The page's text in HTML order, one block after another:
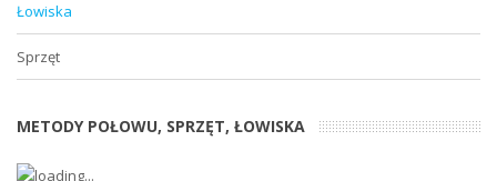
Łowiska
Sprzęt
METODY POŁOWU, SPRZĘT, ŁOWISKA